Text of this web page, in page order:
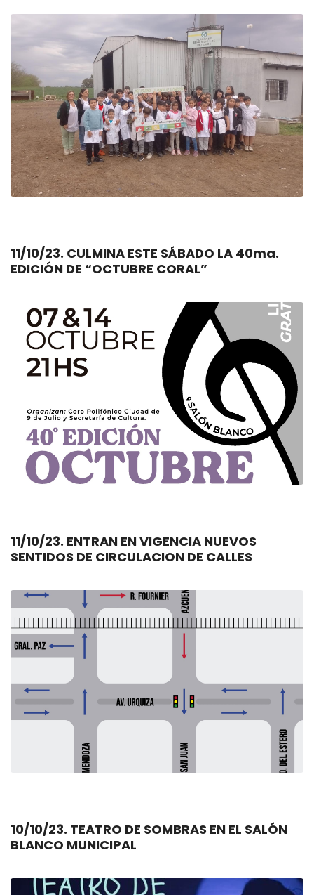
11/10/23. CULMINA ESTE SÁBADO LA 40ma.
EDICIÓN DE “OCTUBRE CORAL”
11/10/23. ENTRAN EN VIGENCIA NUEVOS
SENTIDOS DE CIRCULACION DE CALLES
10/10/23. TEATRO DE SOMBRAS EN EL SALÓN
BLANCO MUNICIPAL